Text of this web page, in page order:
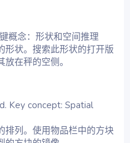
概念：形状和空间推理
形状。搜索此形状的打开版
在秤的空侧。
Key concept: Spatial
排列。使用物品栏中的方块